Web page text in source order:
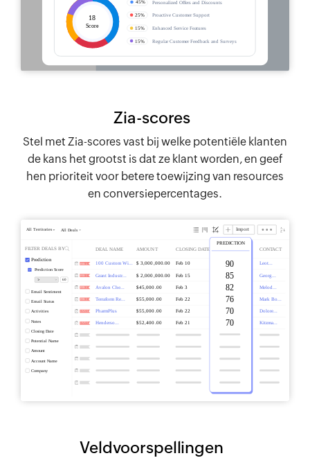
Zia-scores
Stel met Zia-scores vast bij welke potentiële klanten
de kans het grootst is dat ze klant worden, en geef
hen prioriteit voor betere toewijzing van resources
en conversiepercentages.
Veldvoorspellingen